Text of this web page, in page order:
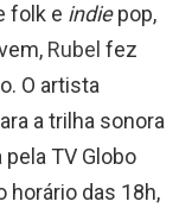
folk e indiepop,
Rubel fez
O artista
a trilha sonora
pela TV Globo
horário das 18h,